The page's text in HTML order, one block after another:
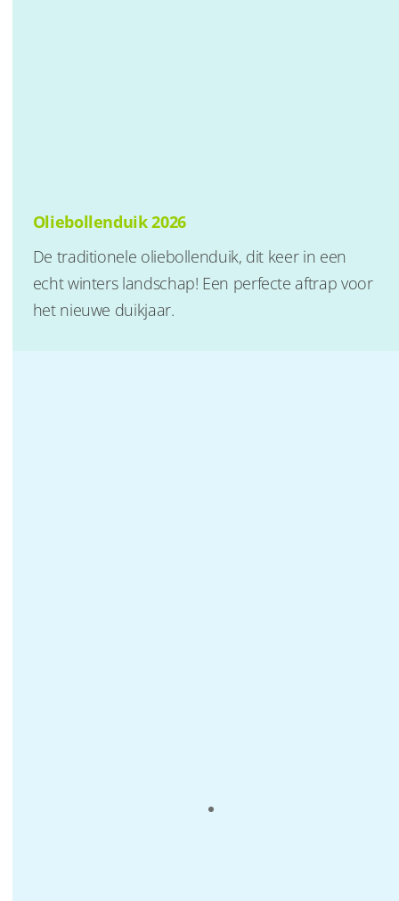
Oliebollenduik 2026
De traditionele oliebollenduik, dit keer in een
echt winters landschap! Een perfecte aftrap voor
het nieuwe duikjaar.